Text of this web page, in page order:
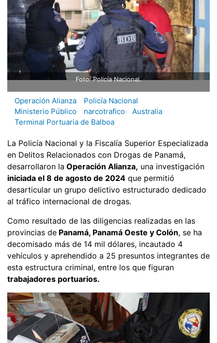
Foto: Policía Nacional.
Operación Alianza
Policía Nacional
Ministerio Público
narcotrafico
Australia
Terminal Portuaria de Balboa
La Policía Nacional y la Fiscalía Superior Especializada
en Delitos Relacionados con Drogas de Panamá,
desarrollaron la Operación Alianza, una investigación
iniciada el 8 de agosto de 2024 que permitió
desarticular un grupo delictivo estructurado dedicado
al tráfico internacional de drogas.
Como resultado de las diligencias realizadas en las
provincias de Panamá, Panamá Oeste y Colón, se ha
decomisado más de 14 mil dólares, incautado 4
vehículos y aprehendido a 25 presuntos integrantes de
esta estructura criminal, entre los que figuran
trabajadores portuarios.